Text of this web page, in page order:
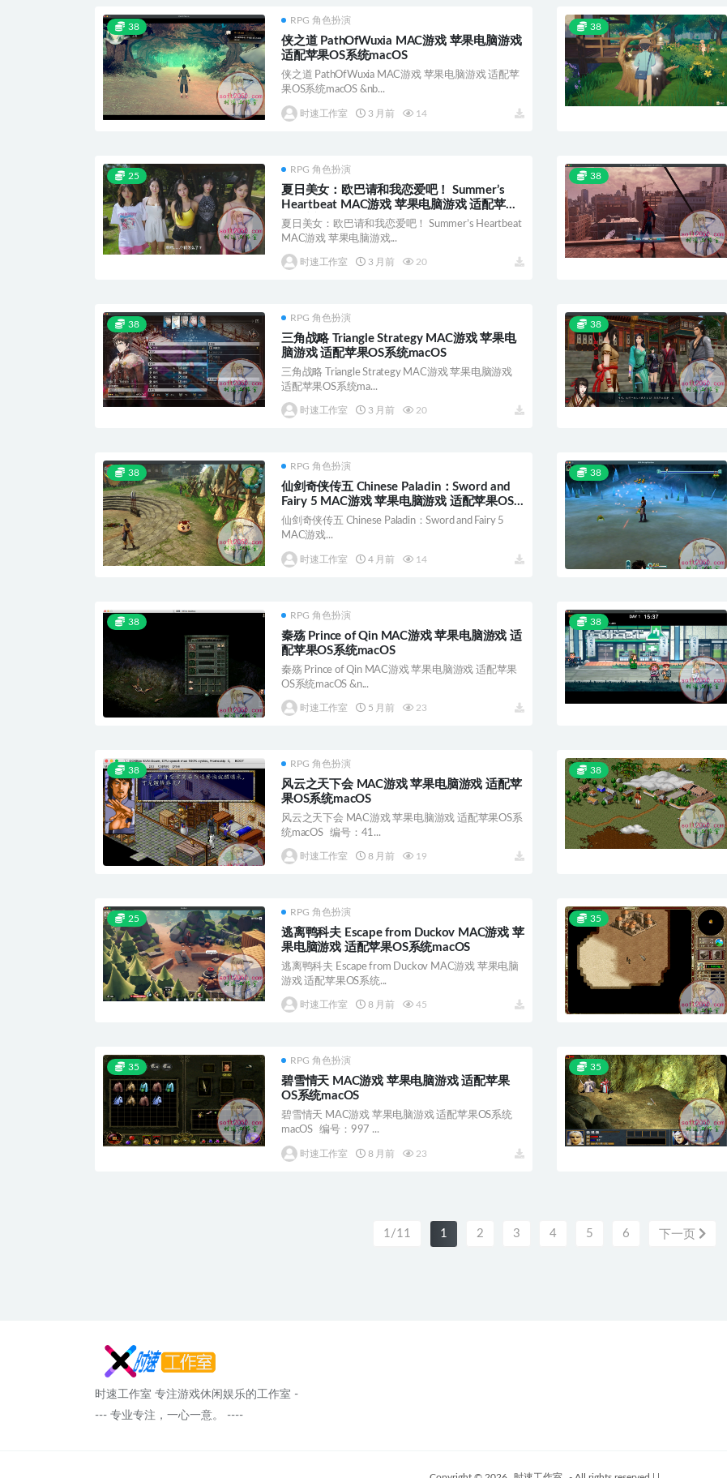
38
RPG 角色扮演
侠之道 PathOfWuxia MAC游戏 苹果电脑游戏
适配苹果OS系统macOS
侠之道 PathOfWuxia MAC游戏 苹果电脑游戏 适配苹
果OS系统macOS &nb...
时速工作室 3 月前 14
38
25
RPG 角色扮演
夏日美女：欧巴请和我恋爱吧！ Summer’s
Heartbeat MAC游戏 苹果电脑游戏 适配苹果
OS系统macOS
夏日美女：欧巴请和我恋爱吧！ Summer’s Heartbeat
MAC游戏 苹果电脑游戏...
时速工作室 3 月前 20
38
38
RPG 角色扮演
三角战略 Triangle Strategy MAC游戏 苹果电
脑游戏 适配苹果OS系统macOS
三角战略 Triangle Strategy MAC游戏 苹果电脑游戏
适配苹果OS系统ma...
时速工作室 3 月前 20
38
38
RPG 角色扮演
仙剑奇侠传五 Chinese Paladin：Sword and
Fairy 5 MAC游戏 苹果电脑游戏 适配苹果OS
系统macOS
仙剑奇侠传五 Chinese Paladin：Sword and Fairy 5
MAC游戏...
时速工作室 4 月前 14
38
38
RPG 角色扮演
秦殇 Prince of Qin MAC游戏 苹果电脑游戏 适
配苹果OS系统macOS
秦殇 Prince of Qin MAC游戏 苹果电脑游戏 适配苹果
OS系统macOS &n...
时速工作室 5 月前 23
38
38
RPG 角色扮演
风云之天下会 MAC游戏 苹果电脑游戏 适配苹
果OS系统macOS
风云之天下会 MAC游戏 苹果电脑游戏 适配苹果OS系
统macOS 编号：41...
时速工作室 8 月前 19
38
25
RPG 角色扮演
逃离鸭科夫 Escape from Duckov MAC游戏 苹
果电脑游戏 适配苹果OS系统macOS
逃离鸭科夫 Escape from Duckov MAC游戏 苹果电脑
游戏 适配苹果OS系统...
时速工作室 8 月前 45
35
35
RPG 角色扮演
碧雪情天 MAC游戏 苹果电脑游戏 适配苹果
OS系统macOS
碧雪情天 MAC游戏 苹果电脑游戏 适配苹果OS系统
macOS 编号：997 ...
时速工作室 8 月前 23
35
1/11 1 2 3 4 5 6 下一页
时速工作室 专注游戏休闲娱乐的工作室 -
--- 专业专注，一心一意。 ----